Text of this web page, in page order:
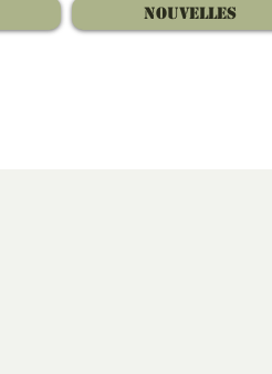
Nouvelles